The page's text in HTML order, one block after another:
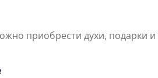
приобрести духи, подарки и